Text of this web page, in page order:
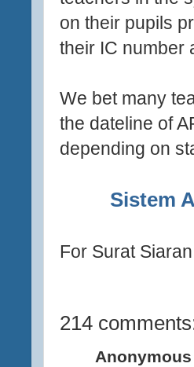
on their pupils
their IC number
We bet many
the dateline of
depending on
Sistem
For Surat
214